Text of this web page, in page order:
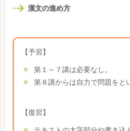
漢文の進め方
【予習】
第１～７講は必要なし。
第８講からは自力で問題をと
【復習】